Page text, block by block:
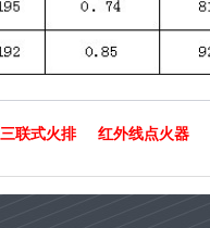
三联式火排 红外线点火器